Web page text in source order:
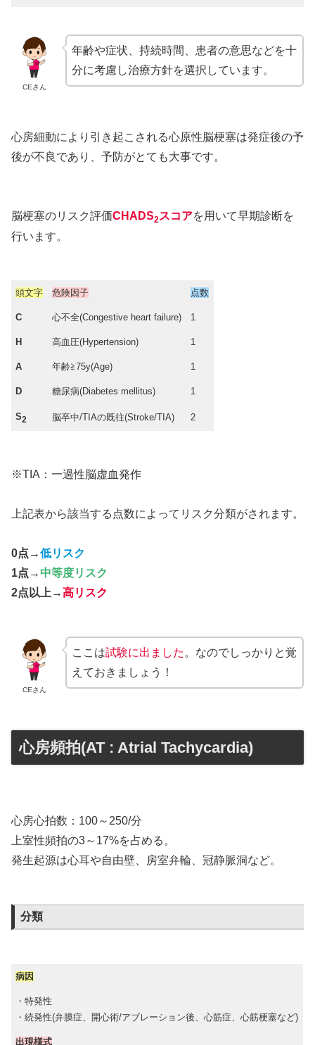
CEさん
年齢や症状、持続時間、患者の意思などを十
分に考慮し治療方針を選択しています。
心房細動により引き起こされる心原性脳梗塞は発症後の予
後が不良であり、予防がとても大事です。
脳梗塞のリスク評価CHADS2 スコアを用いて早期診断を
行います。
頭文字 危険因子 点数
C 心不全(Congestive heart failure) 1
H 高血圧(Hypertension) 1
A 年齢≧75y(Age) 1
D 糖尿病(Diabetes mellitus) 1
S2 脳卒中/TIAの既往(Stroke/TIA) 2
※TIA：一過性脳虚血発作
上記表から該当する点数によってリスク分類がされます。
0点 →低リスク
1点 → 中等度リスク
2点以上 →高リスク
CEさん
ここは試験に出ました 。なのでしっかりと覚
えておきましょう！
心房頻拍(AT : Atrial Tachycardia)
心房心拍数：100～250/分
上室性頻拍の3～17%を占める。
発生起源は心耳や自由壁、房室弁輪、冠静脈洞など。
分類
病因
・特発性
・続発性(弁膜症、開心術/アブレーション後、心筋症、心筋梗塞など)
出現様式